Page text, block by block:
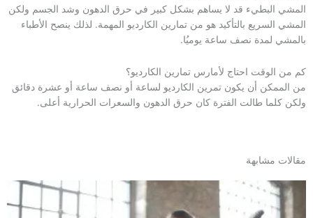
المشي البطيء قد لا يساهم بشكل كبير في حرق الدهون وشد الجسم ولكن
المشي السريع بالتأكيد هو من تمارين الكارديو المهمة. لذلك ينصح الأطباء
بالمشي لمدة نصف ساعة يوميُا.
كم من الوقت احتاج لأمارس تمارين الكارديو؟
من الممكن أن يكون تمرين الكارديو لساعة أو نصف ساعة أو عشرة دقائق
ولكن كلما طالت الفترة كان حرق الدهون والسعرات الحرارية أعلى.
مقالات مشابهة